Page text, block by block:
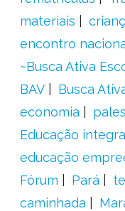
materiais
encontro
~Busca Ativa
BAV
Busca
economia
Educação
educação
Fórum
Pará
caminhada